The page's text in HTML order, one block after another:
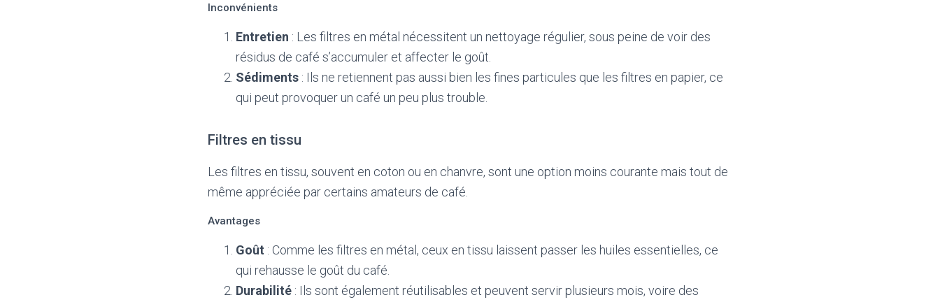
Inconvénients
Entretien : Les filtres en métal nécessitent un nettoyage régulier, sous peine de voir des
résidus de café s’accumuler et affecter le goût.
Sédiments : Ils ne retiennent pas aussi bien les fines particules que les filtres en papier, ce
qui peut provoquer un café un peu plus trouble.
Filtres en tissu
Les filtres en tissu, souvent en coton ou en chanvre, sont une option moins courante mais tout de
même appréciée par certains amateurs de café.
Avantages
Goût : Comme les filtres en métal, ceux en tissu laissent passer les huiles essentielles, ce
qui rehausse le goût du café.
Durabilité : Ils sont également réutilisables et peuvent servir plusieurs mois, voire des